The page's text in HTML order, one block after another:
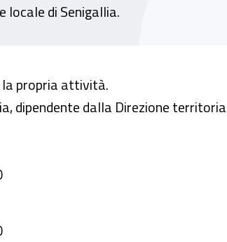
locale di Senigallia.
la propria attività.
dipendente dalla Direzione